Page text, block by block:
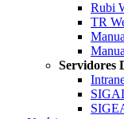
Rubi
TR
Servidores